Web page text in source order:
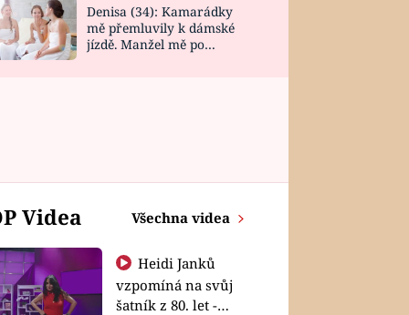
Denisa (34): Kamarádky
mě přemluvily k dámské
jízdě. Manžel mě po
Videa Všechna videa
Heidi Janků
vzpomíná na svůj
šatník z 80. let -